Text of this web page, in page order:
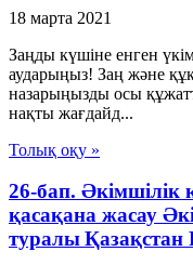
18 марта 2021
Заңды күшіне енген
аударыңыз! Заң және
назарыңызды осы
нақты жағдайд...
Толық оқу »
26-бап. Әкiмшiлiк
қасақана жасау
туралы Қазақстан